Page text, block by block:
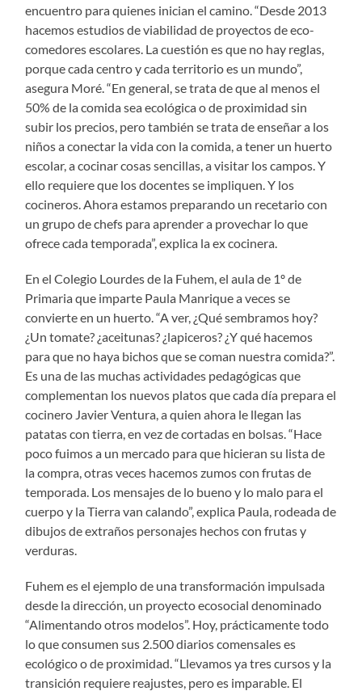
encuentro para quienes inician el camino. “Desde 2013
hacemos estudios de viabilidad de proyectos de eco-
comedores escolares. La cuestión es que no hay reglas,
porque cada centro y cada territorio es un mundo”,
asegura Moré. “En general, se trata de que al menos el
50% de la comida sea ecológica o de proximidad sin
subir los precios, pero también se trata de enseñar a los
niños a conectar la vida con la comida, a tener un huerto
escolar, a cocinar cosas sencillas, a visitar los campos. Y
ello requiere que los docentes se impliquen. Y los
cocineros. Ahora estamos preparando un recetario con
un grupo de chefs para aprender a provechar lo que
ofrece cada temporada”, explica la ex cocinera.
En el Colegio Lourdes de la Fuhem, el aula de 1º de
Primaria que imparte Paula Manrique a veces se
convierte en un huerto. “A ver, ¿Qué sembramos hoy?
¿Un tomate? ¿aceitunas? ¿lapiceros? ¿Y qué hacemos
para que no haya bichos que se coman nuestra comida?”.
Es una de las muchas actividades pedagógicas que
complementan los nuevos platos que cada día prepara el
cocinero Javier Ventura, a quien ahora le llegan las
patatas con tierra, en vez de cortadas en bolsas. “Hace
poco fuimos a un mercado para que hicieran su lista de
la compra, otras veces hacemos zumos con frutas de
temporada. Los mensajes de lo bueno y lo malo para el
cuerpo y la Tierra van calando”, explica Paula, rodeada de
dibujos de extraños personajes hechos con frutas y
verduras.
Fuhem es el ejemplo de una transformación impulsada
desde la dirección, un proyecto ecosocial denominado
“Alimentando otros modelos”. Hoy, prácticamente todo
lo que consumen sus 2.500 diarios comensales es
ecológico o de proximidad. “Llevamos ya tres cursos y la
transición requiere reajustes, pero es imparable. El